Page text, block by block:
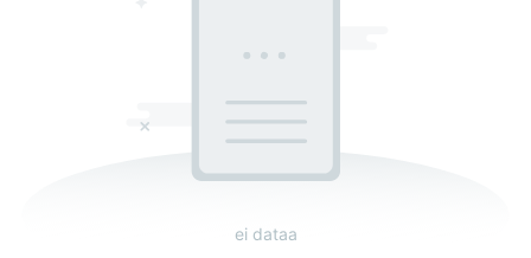
ei dataa